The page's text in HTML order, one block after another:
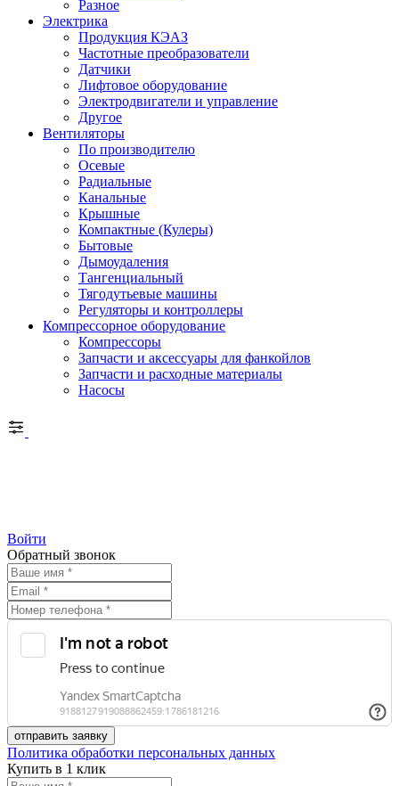
Разное
Электрика
Продукция КЭАЗ
Частотные преобразователи
Датчики
Лифтовое оборудование
Электродвигатели и управление
Другое
Вентиляторы
По производителю
Осевые
Радиальные
Канальные
Крышные
Компактные (Кулеры)
Бытовые
Дымоудаления
Тангенциальный
Тягодутьевые машины
Регуляторы и контроллеры
Компрессорное оборудование
Компрессоры
Запчасти и аксессуары для фанкойлов
Запчасти и расходные материалы
Насосы
Войти
Обратный звонок
Политика обработки персональных данных
Купить в 1 клик